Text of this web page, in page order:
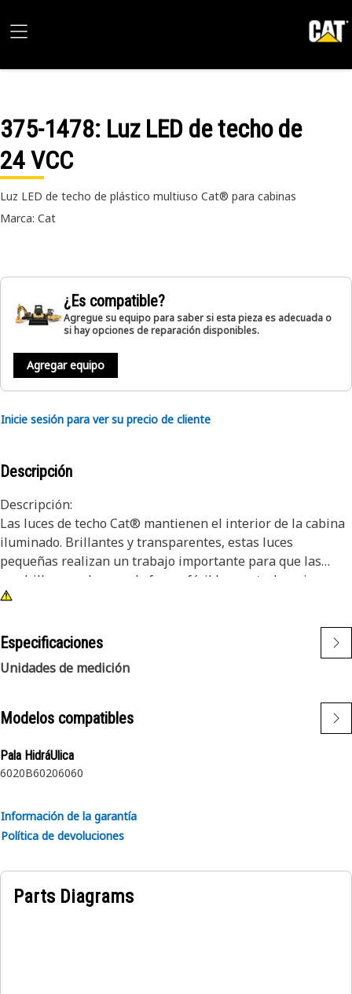
375-1478: Luz LED de techo de
24 VCC
Luz LED de techo de plástico multiuso Cat® para cabinas
Marca: Cat
¿Es compatible?
Agregue su equipo para saber si esta pieza es adecuada o
si hay opciones de reparación disponibles.
Agregar equipo
Inicie sesión para ver su precio de cliente
Descripción
Descripción:
Las luces de techo Cat® mantienen el interior de la cabina
iluminado. Brillantes y transparentes, estas luces
pequeñas realizan un trabajo importante para que las
cuadrillas puedan ver de forma fácil los controles, sin
importar la poca iluminación del lugar de trabajo. Estas
prevenir que los desechos ambientales ingresen al
dispositivo. Aumente la visibilidad en el interior con las
luces de techo Cat.
Atributos:
• Interruptor de 2 posiciones
• LED (3)
• 24 V
Aplicaciones:
Especificaciones
Unidades de medición
Modelos compatibles
Pala HidráUlica
6020B60206060
Información de la garantía
Política de devoluciones
Parts Diagrams